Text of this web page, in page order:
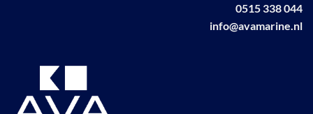
0515 338 044
info@avamarine.nl